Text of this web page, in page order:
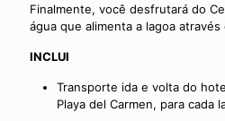
Finalmente, você desfrutará do
água que alimenta a lagoa
INCLUI
Transporte ida e volta do
Playa del Carmen, para cada